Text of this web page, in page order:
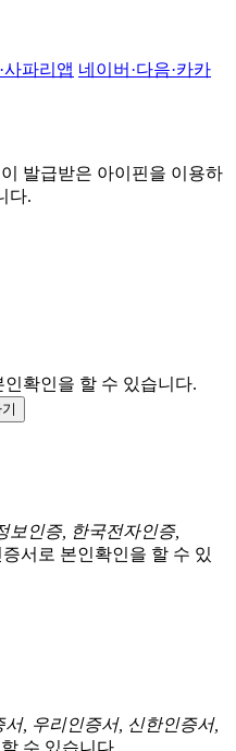
사파리앱 네이버·다음·카카
발급받은 아이핀을 이용하
다.
인확인을 할 수 있습니다.
보인증, 한국전자인증,
서로 본인확인을 할 수 있
서, 우리인증서, 신한인증서,